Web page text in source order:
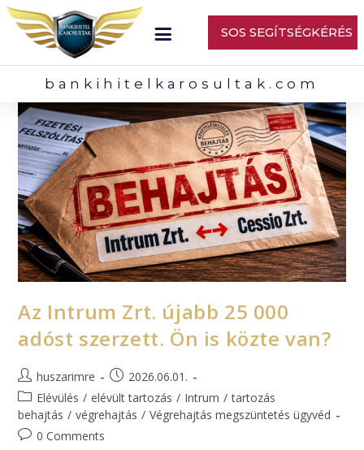
SOS SEGÍTSÉGKÉRÉS
bankihitelkarosultak.com
Az Intrum Zrt. újabb 25 000
adóst szerzett. Ön is közte van?
huszarimre
2026.06.01.
Elévülés / elévült tartozás / Intrum / tartozás
behajtás / végrehajtás / Végrehajtás megszüntetés ügyvéd
0 Comments